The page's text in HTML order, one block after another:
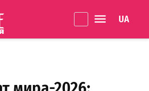
життя
В